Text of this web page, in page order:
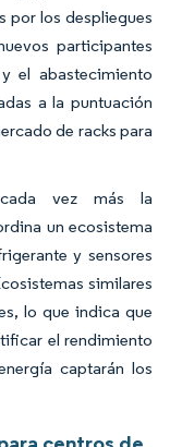
por los despliegues
participantes
el abastecimiento
a la puntuación
de racks para
cada vez más la
un ecosistema
y sensores
similares
lo que indica que
el rendimiento
captarán los